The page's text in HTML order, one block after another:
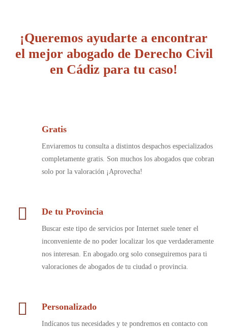
¡Queremos ayudarte a encontrar
el mejor abogado de Derecho Civil
en Cádiz para tu caso!
Gratis
Enviaremos tu consulta a distintos despachos especializados
completamente gratis. Son muchos los abogados que cobran
solo por la valoración ¡Aprovecha!
De tu Provincia
Buscar este tipo de servicios por Internet suele tener el
inconveniente de no poder localizar los que verdaderamente
nos interesan. En abogado.org solo conseguiremos para ti
valoraciones de abogados de tu ciudad o provincia.
Personalizado
Indícanos tus necesidades y te pondremos en contacto con